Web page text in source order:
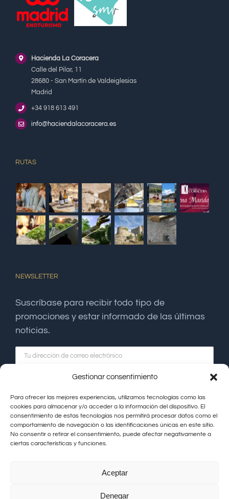
Gestionar consentimiento
Para ofrecer las mejores experiencias, utilizamos tecnologías como las
cookies para almacenar y/o acceder a la información del dispositivo. El
consentimiento de estas tecnologías nos permitirá procesar datos como el
comportamiento de navegación o las identificaciones únicas en este sitio.
No consentir o retirar el consentimiento, puede afectar negativamente a
ciertas características y funciones.
Aceptar
Denegar
Hacienda La Coracera
Calle del Pilar, 11
28680 - San Martín de Valdeiglesias
Madrid
+34 918 613 491
info@haciendalacoracera.es
RUTAS
NEWSLETTER
Suscríbase para recibir todo tipo de
promociones y estar informado de las últimas
noticias.
Política de Cookies